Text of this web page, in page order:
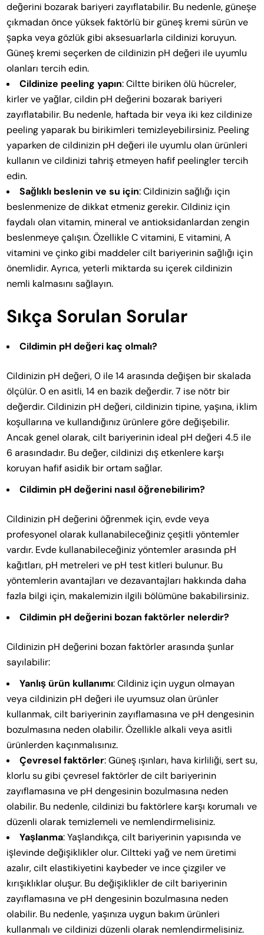
değerini bozarak bariyeri zayıflatabilir. Bu nedenle, güneşe
çıkmadan önce yüksek faktörlü bir güneş kremi sürün ve
şapka veya gözlük gibi aksesuarlarla cildinizi koruyun.
Güneş kremi seçerken de cildinizin pH değeri ile uyumlu
olanları tercih edin.
Cildinize peeling yapın: Ciltte biriken ölü hücreler,
kirler ve yağlar, cildin pH değerini bozarak bariyeri
zayıflatabilir. Bu nedenle, haftada bir veya iki kez cildinize
peeling yaparak bu birikimleri temizleyebilirsiniz. Peeling
yaparken de cildinizin pH değeri ile uyumlu olan ürünleri
kullanın ve cildinizi tahriş etmeyen hafif peelingler tercih
edin.
Sağlıklı beslenin ve su için: Cildinizin sağlığı için
beslenmenize de dikkat etmeniz gerekir. Cildiniz için
faydalı olan vitamin, mineral ve antioksidanlardan zengin
beslenmeye çalışın. Özellikle C vitamini, E vitamini, A
vitamini ve çinko gibi maddeler cilt bariyerinin sağlığı için
önemlidir. Ayrıca, yeterli miktarda su içerek cildinizin
nemli kalmasını sağlayın.
Sıkça Sorulan Sorular
Cildimin pH değeri kaç olmalı?
Cildinizin pH değeri, 0 ile 14 arasında değişen bir skalada
ölçülür. 0 en asitli, 14 en bazik değerdir. 7 ise nötr bir
değerdir. Cildinizin pH değeri, cildinizin tipine, yaşına, iklim
koşullarına ve kullandığınız ürünlere göre değişebilir.
Ancak genel olarak, cilt bariyerinin ideal pH değeri 4.5 ile
6 arasındadır. Bu değer, cildinizi dış etkenlere karşı
koruyan hafif asidik bir ortam sağlar.
Cildimin pH değerini nasıl öğrenebilirim?
Cildinizin pH değerini öğrenmek için, evde veya
profesyonel olarak kullanabileceğiniz çeşitli yöntemler
vardır. Evde kullanabileceğiniz yöntemler arasında pH
kağıtları, pH metreleri ve pH test kitleri bulunur. Bu
yöntemlerin avantajları ve dezavantajları hakkında daha
fazla bilgi için, makalemizin ilgili bölümüne bakabilirsiniz.
Cildimin pH değerini bozan faktörler nelerdir?
Cildinizin pH değerini bozan faktörler arasında şunlar
sayılabilir:
Yanlış ürün kullanımı: Cildiniz için uygun olmayan
veya cildinizin pH değeri ile uyumsuz olan ürünler
kullanmak, cilt bariyerinin zayıflamasına ve pH dengesinin
bozulmasına neden olabilir. Özellikle alkali veya asitli
ürünlerden kaçınmalısınız.
Çevresel faktörler: Güneş ışınları, hava kirliliği, sert su,
klorlu su gibi çevresel faktörler de cilt bariyerinin
zayıflamasına ve pH dengesinin bozulmasına neden
olabilir. Bu nedenle, cildinizi bu faktörlere karşı korumalı ve
düzenli olarak temizlemeli ve nemlendirmelisiniz.
Yaşlanma: Yaşlandıkça, cilt bariyerinin yapısında ve
işlevinde değişiklikler olur. Ciltteki yağ ve nem üretimi
azalır, cilt elastikiyetini kaybeder ve ince çizgiler ve
kırışıklıklar oluşur. Bu değişiklikler de cilt bariyerinin
zayıflamasına ve pH dengesinin bozulmasına neden
olabilir. Bu nedenle, yaşınıza uygun bakım ürünleri
kullanmalı ve cildinizi düzenli olarak nemlendirmelisiniz.